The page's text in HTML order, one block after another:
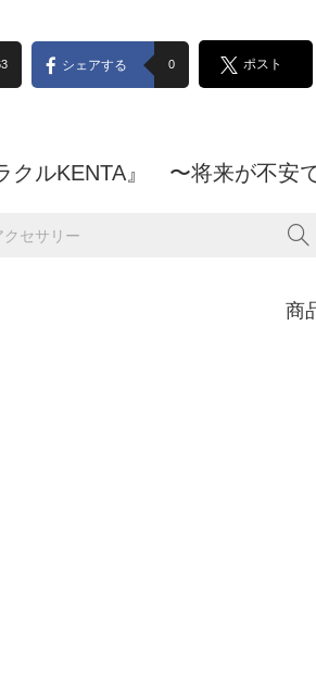
シェアする 0 ポスト
クルKENTA』 〜将来が不安
商